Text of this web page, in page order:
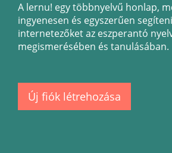
A lernu! egy többnyelvű honlap,
ingyenesen és egyszerűen
internetezőket az eszperantó
megismerésében és tanulásában.
Új fiók létrehozása